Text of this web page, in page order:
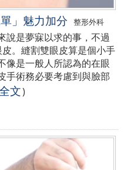
」魅力加分 整形外科
說是夢寐以求的事，不過
。縫割雙眼皮算是個小手
像是一般人所認為的在眼
手術務必要考慮到與臉部
文)